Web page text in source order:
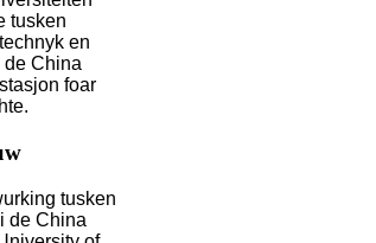
tusken
en
de China
foar
tusken
de China